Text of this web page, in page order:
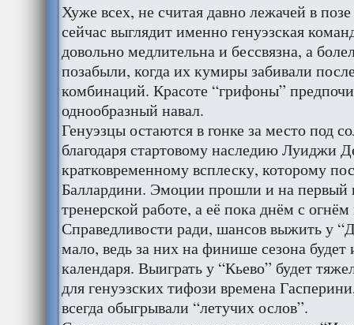
Хуже всех, не считая давно лежачей в
сейчас выглядит именно генуэзская
довольно медлительна и бессвязна, а
позабыли, когда их кумиры забивали
комбинаций. Красоте “грифоны”
однообразный навал.
Генуэзцы остаются в гонке за место под
благодаря стартовому наследию Луиджи
кратковременному всплеску, которому
Баллардини. Эмоции прошли и на первый
тренерской работе, а её пока днём с
Справедливости ради, шансов выжить у
мало, ведь за них на финише сезона будет
календаря. Выиграть у “Кьево” будет
для генуэзских тифози времена
всегда обыгрывали “летучих ослов”.